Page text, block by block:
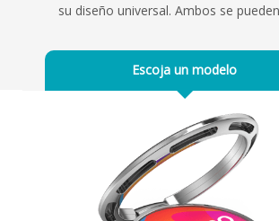
su diseño universal. Ambos se
Escoja un modelo